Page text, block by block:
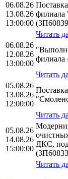
06.08.26
13.08.26
13:00:00
Читать
06.08.26
12.08.26
13:00:00
Читать
05.08.26
13.08.26
12:00:00
Читать
05.08.26
14.08.26
15:00:00
ДКС,
Читать